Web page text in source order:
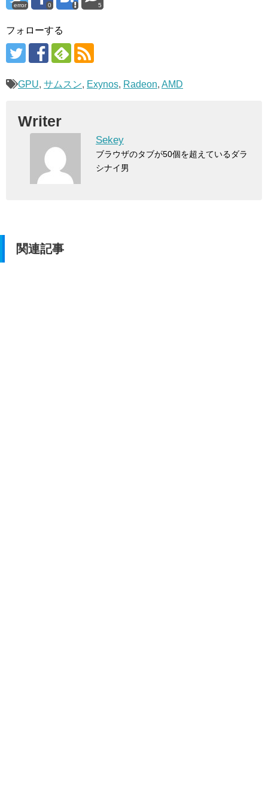
error 0 5
フォローする
GPU, サムスン, Exynos, Radeon, AMD
Writer
Sekey
ブラウザのタブが50個を超えているダラ
シナイ男
関連記事